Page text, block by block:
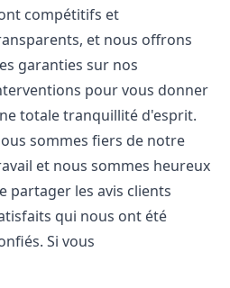
compétitifs et
et nous offrons
garanties sur nos
pour vous donner
totale tranquillité d'esprit.
sommes fiers de notre
et nous sommes heureux
partager les avis clients
qui nous ont été
Si vous